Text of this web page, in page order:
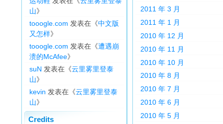
山》
tooogle.com 发表在《中文版
又怎样》
tooogle.com 发表在《遭遇崩
溃的McAfee》
suN 发表在《云里雾里登泰
山》
kevin 发表在《云里雾里登泰
山》
Credits
2011 年 3 月
2011 年 1 月
2010 年 12 月
2010 年 11 月
2010 年 10 月
2010 年 8 月
2010 年 7 月
2010 年 6 月
2010 年 5 月